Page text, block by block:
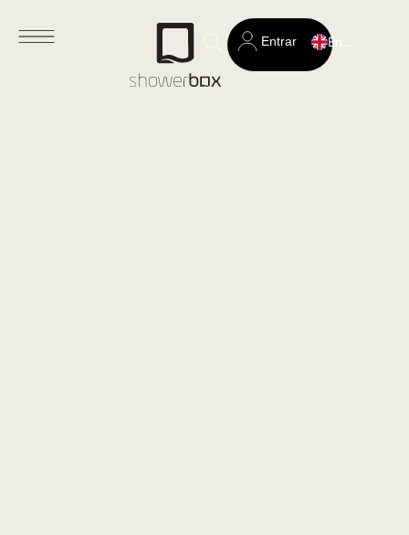
Search
for:
Entrar